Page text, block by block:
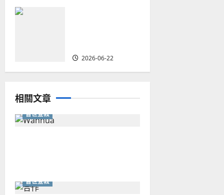
2026-06-22
相關文章
普世宣教
普世宣教